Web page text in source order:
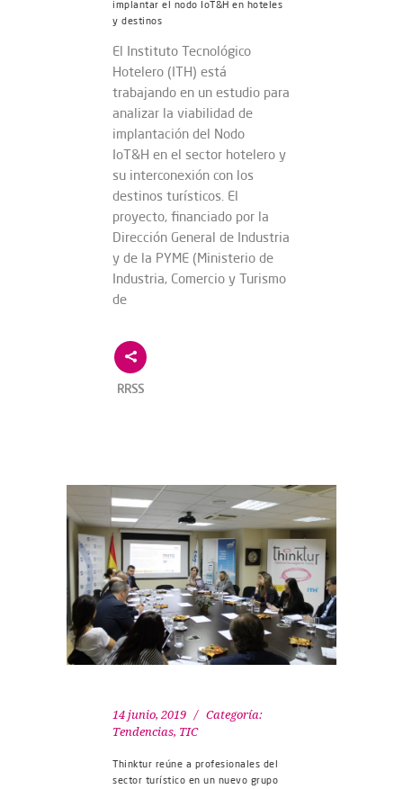
implantar el nodo IoT&H en hoteles
y destinos
El Instituto Tecnológico
Hotelero (ITH) está
trabajando en un estudio para
analizar la viabilidad de
implantación del Nodo
IoT&H en el sector hotelero y
su interconexión con los
destinos turísticos. El
proyecto, financiado por la
Dirección General de Industria
y de la PYME (Ministerio de
Industria, Comercio y Turismo
de
RRSS
14 junio, 2019
Categoría:
Tendencias, TIC
Thinktur reúne a profesionales del
sector turístico en un nuevo grupo